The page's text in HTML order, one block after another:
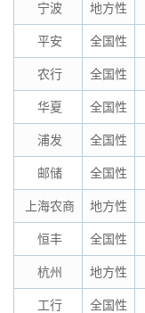
宁波 地方性
平安 全国性
农行 全国性
华夏 全国性
浦发 全国性
邮储 全国性
上海农商 地方性
恒丰 全国性
杭州 地方性
工行 全国性